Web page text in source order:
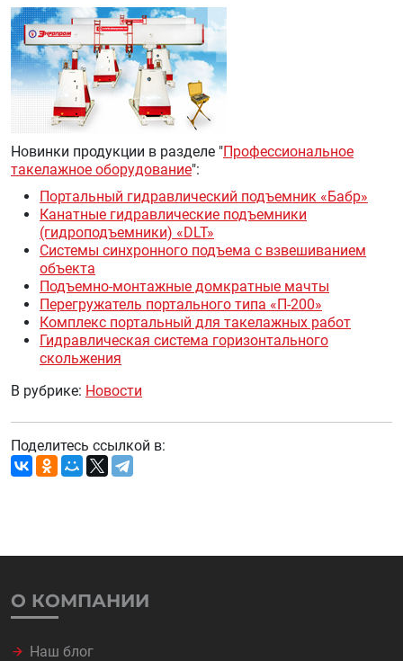
Новинки продукции в разделе "Профессиональное
такелажное оборудование":
Портальный гидравлический подъемник «Бабр»
Канатные гидравлические подъемники
(гидроподъемники) «DLT»
Системы синхронного подъема с взвешиванием
объекта
Подъемно-монтажные домкратные мачты
Перегружатель портального типа «П-200»
Комплекс портальный для такелажных работ
Гидравлическая система горизонтального
скольжения
В рубрике: Новости
Поделитесь ссылкой в:
О КОМПАНИИ
Наш блог